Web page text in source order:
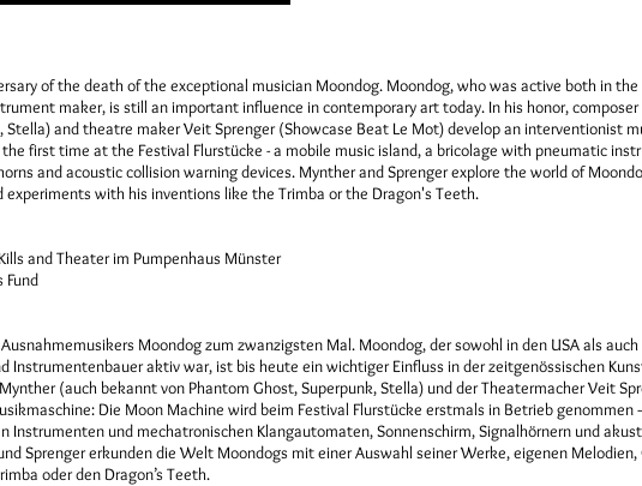
of the death of the exceptional musician Moondog. Moondog, who was active both in the
maker, is still an important influence in contemporary art today. In his honor,
Stella) and theatre maker Veit Sprenger (Showcase Beat Le Mot) develop an interventionist
first time at the Festival Flurstücke - a mobile music island, a bricolage with pneumatic
and acoustic collision warning devices. Mynther and Sprenger explore the world of
experiments with his inventions like the Trimba or the Dragon's Teeth.
and Theater im Pumpenhaus Münster
Fund
Moondog zum zwanzigsten Mal. Moondog, der sowohl in den USA als
Instrumentenbauer aktiv war, ist bis heute ein wichtiger Einfluss in der zeitgenössischen
(auch bekannt von Phantom Ghost, Superpunk, Stella) und der Theatermacher Veit
Die Moon Machine wird beim Festival Flurstücke erstmals in Betrieb genommen
Instrumenten und mechatronischen Klangautomaten, Sonnenschirm, Signalhörnern und
Sprenger erkunden die Welt Moondogs mit einer Auswahl seiner Werke, eigenen
oder den Dragon’s Teeth.